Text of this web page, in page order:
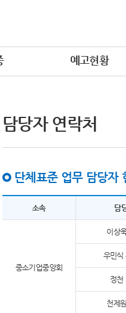
예고현황
담당자 연락처
단체표준 업무 담당자
소속 담
중소기업중앙회
이상
우민식
정천
천제